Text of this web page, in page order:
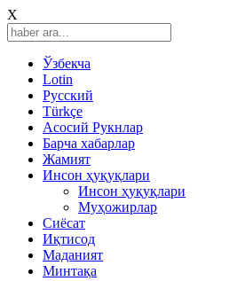
X
Ўзбекча
Lotin
Русский
Türkçe
Асосий Рукнлар
Барча хабарлар
Жамият
Инсон ҳуқуқлари
Инсон ҳуқуқлари
Муҳожирлар
Сиёсат
Иқтисод
Mаданият
Минтақа